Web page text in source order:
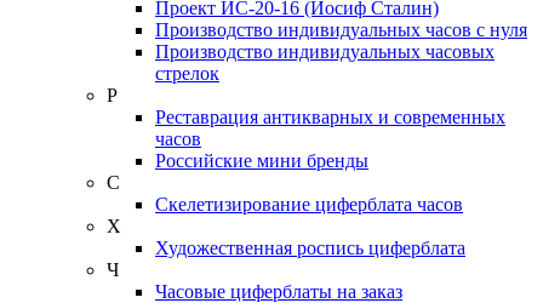
Проект ИС-20-16 (Иосиф Сталин)
Производство индивидуальных часов с нуля
Производство индивидуальных часовых
стрелок
Р
Реставрация антикварных и современных
часов
Российские мини бренды
С
Скелетизирование циферблата часов
Х
Художественная роспись циферблата
Ч
Часовые циферблаты на заказ